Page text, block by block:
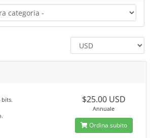
bits.
$25.00 USD
Annuale
Ordina subito